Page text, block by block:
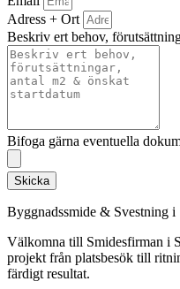
Adress + Ort
Beskriv ert behov,
Bifoga gärna eventuella
Skicka
Byggnadssmide & Svestning i
Välkomna till Smidesfirman i
projekt från platsbesök till
färdigt resultat.